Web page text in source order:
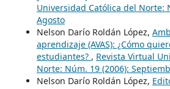
Universidad Católica del Norte:
Agosto
Nelson Darío Roldán López,
aprendizaje (AVAS): ¿Cómo
estudiantes? , Revista Virtual
Norte: Núm. 19 (2006):
Nelson Darío Roldán López,